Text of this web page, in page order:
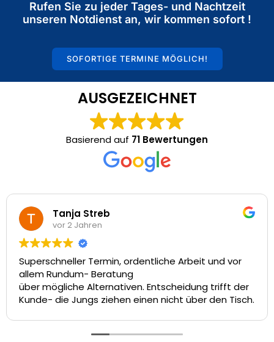
Rufen Sie zu jeder Tages- und Nachtzeit
unseren Notdienst an, wir kommen sofort !
SOFORTIGE TERMINE MÖGLICH!
AUSGEZEICHNET
Basierend auf 71 Bewertungen
Streb
Termin, ordentliche Arbeit und vor
Beratung
Alternativen. Entscheidung trifft der
ziehen einen nicht über den Tisch.
Vielen Dank
die
Sanierung
Technik